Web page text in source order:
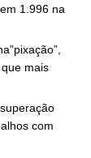
1.996 na
mais
com